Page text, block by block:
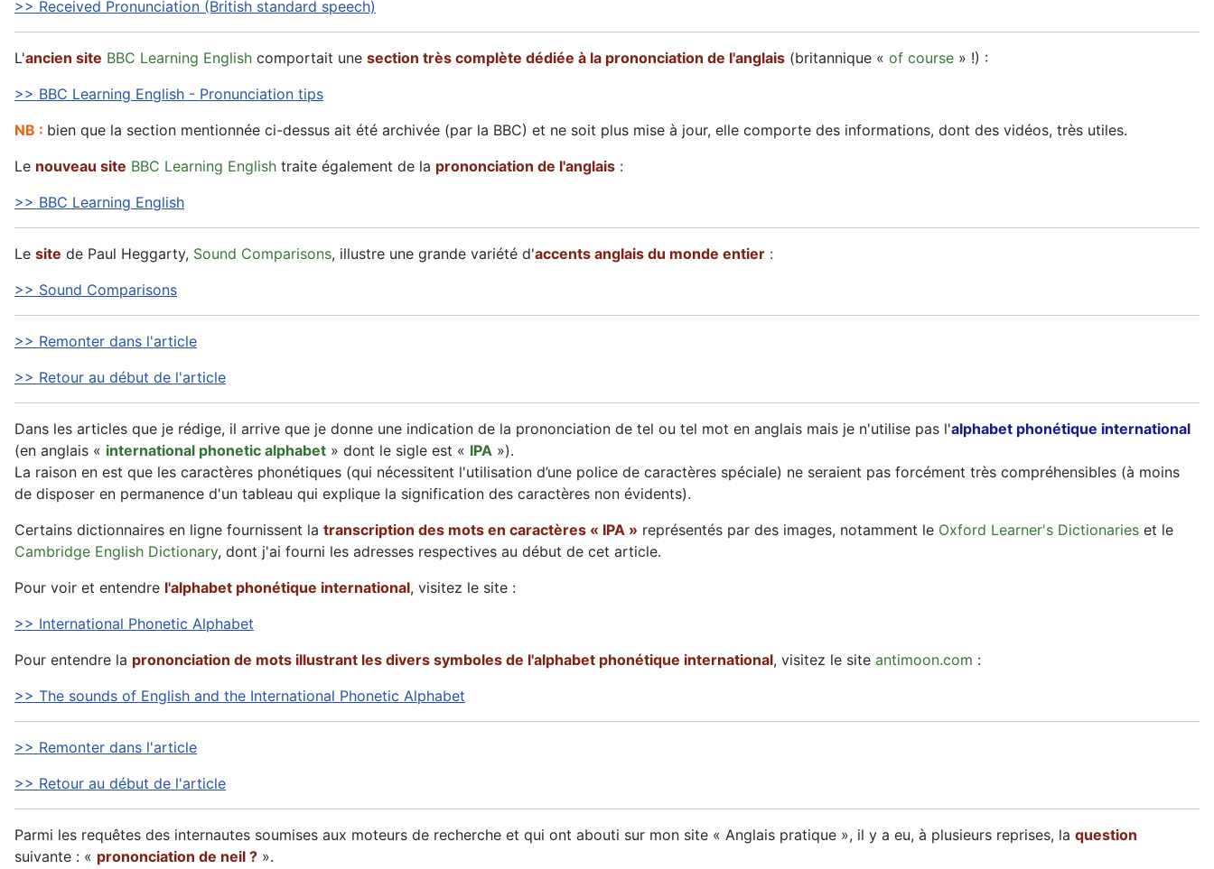
>> Received Pronunciation (British standard speech)
L'ancien site BBC Learning English comportait une section très complète dédiée à la prononciation de l'anglais (britannique « of course » !) :
>> BBC Learning English - Pronunciation tips
NB : bien que la section mentionnée ci-dessus ait été archivée (par la BBC) et ne soit plus mise à jour, elle comporte des informations, dont des vidéos, très utiles.
Le nouveau site BBC Learning English traite également de la prononciation de l'anglais :
>> BBC Learning English
Le site de Paul Heggarty, Sound Comparisons, illustre une grande variété d'accents anglais du monde entier :
>> Sound Comparisons
>> Remonter dans l'article
>> Retour au début de l'article
Dans les articles que je rédige, il arrive que je donne une indication de la prononciation de tel ou tel mot en anglais mais je n'utilise pas l'alphabet phonétique international
(en anglais « international phonetic alphabet » dont le sigle est « IPA »).
La raison en est que les caractères phonétiques (qui nécessitent l'utilisation d’une police de caractères spéciale) ne seraient pas forcément très compréhensibles (à moins
de disposer en permanence d'un tableau qui explique la signification des caractères non évidents).
Certains dictionnaires en ligne fournissent la transcription des mots en caractères « IPA » représentés par des images, notamment le Oxford Learner's Dictionaries et le
Cambridge English Dictionary, dont j'ai fourni les adresses respectives au début de cet article.
Pour voir et entendre l'alphabet phonétique international, visitez le site :
>> International Phonetic Alphabet
Pour entendre la prononciation de mots illustrant les divers symboles de l'alphabet phonétique international, visitez le site antimoon.com :
>> The sounds of English and the International Phonetic Alphabet
>> Remonter dans l'article
>> Retour au début de l'article
Parmi les requêtes des internautes soumises aux moteurs de recherche et qui ont abouti sur mon site « Anglais pratique », il y a eu, à plusieurs reprises, la question
suivante : « prononciation de neil ? ».